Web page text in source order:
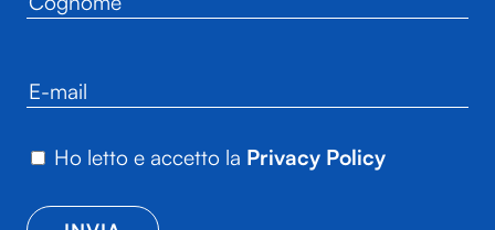
Ho letto e accetto la Privacy Policy